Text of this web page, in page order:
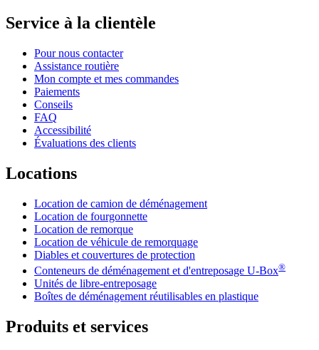
Service à la clientèle
Pour nous contacter
Assistance routière
Mon compte et mes commandes
Paiements
Conseils
FAQ
Accessibilité
Évaluations des clients
Locations
Location de camion de déménagement
Location de fourgonnette
Location de remorque
Location de véhicule de remorquage
Diables et couvertures de protection
Conteneurs de déménagement et d'entreposage U-Box®
Unités de libre-entreposage
Boîtes de déménagement réutilisables en plastique
Produits et services